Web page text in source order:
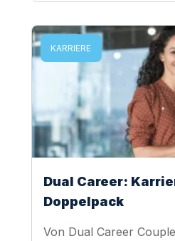
KARRIERE
Dual Career:
Doppelpack
Von Dual Career